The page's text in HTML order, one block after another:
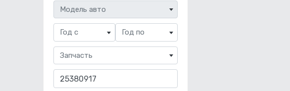
Модель авто
Год с Год по
Запчасть